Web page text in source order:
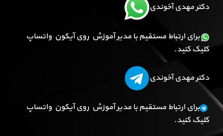
دکتر مهدی آخوندی
برای ارتباط مستقیم با مدیر آموزش روی آیکون واتساپ
کلیک کنید.
دکتر مهدی آخوندی
برای ارتباط مستقیم با مدیر آموزش روی آیکون واتساپ
کلیک کنید.